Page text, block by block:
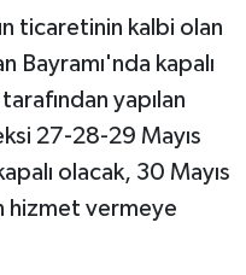
ticaretinin kalbi olan
Bayramı'nda kapalı
yapılan
27-28-29 Mayıs
olacak, 30 Mayıs
hizmet vermeye